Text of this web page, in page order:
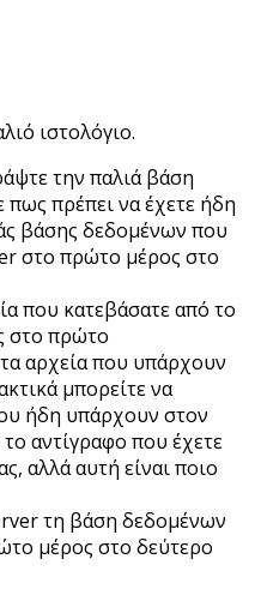
ιστολόγιο.
την παλιά βάση
πρέπει να έχετε ήδη
βάσης δεδομένων που
στο πρώτο μέρος στο
που κατεβάσατε από το
στο πρώτο
αρχεία που υπάρχουν
μπορείτε να
ήδη υπάρχουν στον
αντίγραφο που έχετε
αλλά αυτή είναι ποιο
τη βάση δεδομένων
μέρος στο δεύτερο